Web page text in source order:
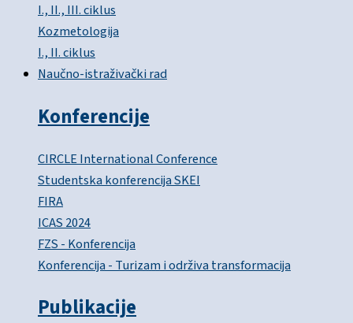
I., II., III. ciklus
Kozmetologija
I., II. ciklus
Naučno-istraživački rad
Konferencije
CIRCLE International Conference
Studentska konferencija SKEI
FIRA
ICAS 2024
FZS - Konferencija
Konferencija - Turizam i održiva transformacija
Publikacije